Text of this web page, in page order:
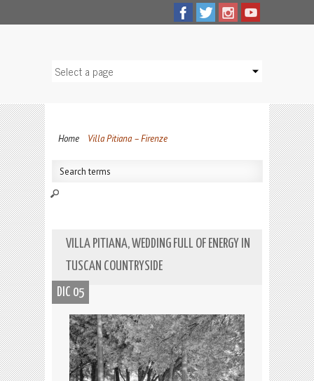
Home Villa Pitiana – Firenze
VILLA PITIANA, WEDDING FULL OF ENERGY IN
TUSCAN COUNTRYSIDE
DIC 05